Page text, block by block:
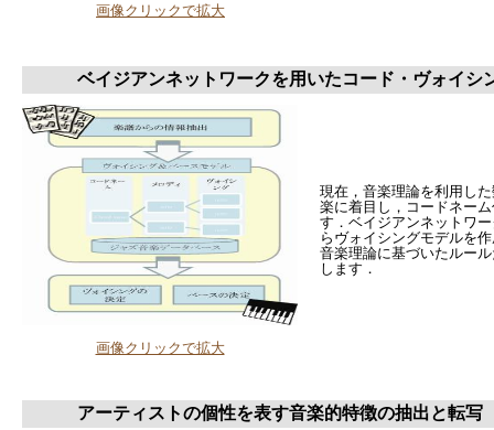
画像クリックで拡大
ベイジアンネットワークを用いたコード・ヴォイシ
画像クリックで拡大
現在，音楽理論を利用し
楽に着目し，コードネー
す．ベイジアンネットワ
らヴォイシングモデルを
音楽理論に基づいたルー
します．
アーティストの個性を表す音楽的特徴の抽出と転写